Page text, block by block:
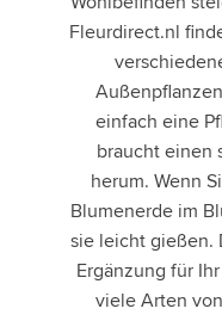
Fleurdirect.nl
einfach eine
braucht einen
herum. Wenn
Blumenerde im
sie leicht gießen.
Ergänzung für
viele Arten